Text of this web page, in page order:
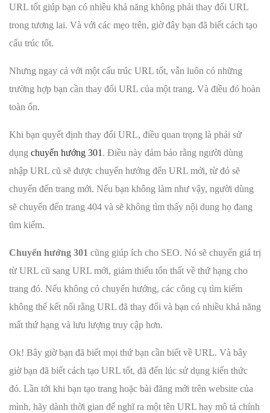
URL tốt giúp bạn có nhiều khả năng không phải thay đổi URL
trong tương lai. Và với các mẹo trên, giờ đây bạn đã biết cách tạo
cấu trúc tốt.
Nhưng ngay cả với một cấu trúc URL tốt, vẫn luôn có những
trường hợp bạn cần thay đổi URL của một trang. Và điều đó hoàn
toàn ổn.
Khi bạn quyết định thay đổi URL, điều quan trọng là phải sử
dụng chuyển hướng 301 . Điều này đảm bảo rằng người dùng
nhập URL cũ sẽ được chuyển hướng đến URL mới, từ đó sẽ
chuyển đến trang mới. Nếu bạn không làm như vậy, người dùng
sẽ chuyển đến trang 404 và sẽ không tìm thấy nội dung họ đang
tìm kiếm.
Chuyển hướng 301 cũng giúp ích cho SEO. Nó sẽ chuyển giá trị
từ URL cũ sang URL mới, giảm thiểu tổn thất về thứ hạng cho
trang đó. Nếu không có chuyển hướng, các công cụ tìm kiếm
không thể kết nối rằng URL đã thay đổi và bạn có nhiều khả năng
mất thứ hạng và lưu lượng truy cập hơn.
Ok! Bây giờ bạn đã biết mọi thứ bạn cần biết về URL. Và bây
giờ bạn đã biết cách tạo URL tốt, đã đến lúc sử dụng kiến ​​thức
đó. Lần tới khi bạn tạo trang hoặc bài đăng mới trên website của
mình, hãy dành thời gian để nghĩ ra một tên URL hay mô tả chính